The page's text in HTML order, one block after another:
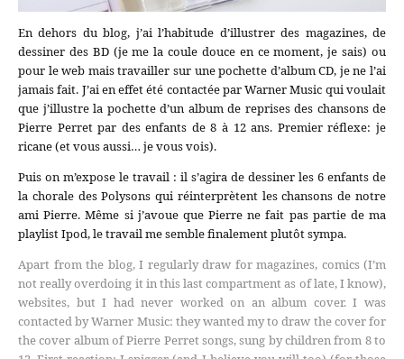
En dehors du blog, j’ai l’habitude d’illustrer des magazines, de
dessiner des BD (je me la coule douce en ce moment, je sais) ou
pour le web mais travailler sur une pochette d’album CD, je ne l’ai
jamais fait. J’ai en effet été contactée par Warner Music qui voulait
que j’illustre la pochette d’un album de reprises des chansons de
Pierre Perret par des enfants de 8 à 12 ans. Premier réflexe: je
ricane (et vous aussi… je vous vois).
Puis on m’expose le travail : il s’agira de dessiner les 6 enfants de
la chorale des Polysons qui réinterprètent les chansons de notre
ami Pierre. Même si j’avoue que Pierre ne fait pas partie de ma
playlist Ipod, le travail me semble finalement plutôt sympa.
Apart from the blog, I regularly draw for magazines, comics (I’m
not really overdoing it in this last compartment as of late, I know),
websites, but I had never worked on an album cover. I was
contacted by Warner Music: they wanted my to draw the cover for
the cover album of Pierre Perret songs, sung by children from 8 to